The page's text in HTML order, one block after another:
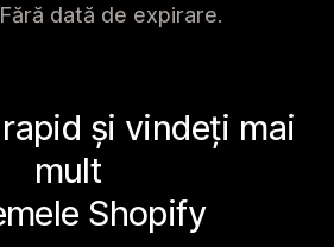
dată de expirare.
și vindeți mai
mult
Shopify